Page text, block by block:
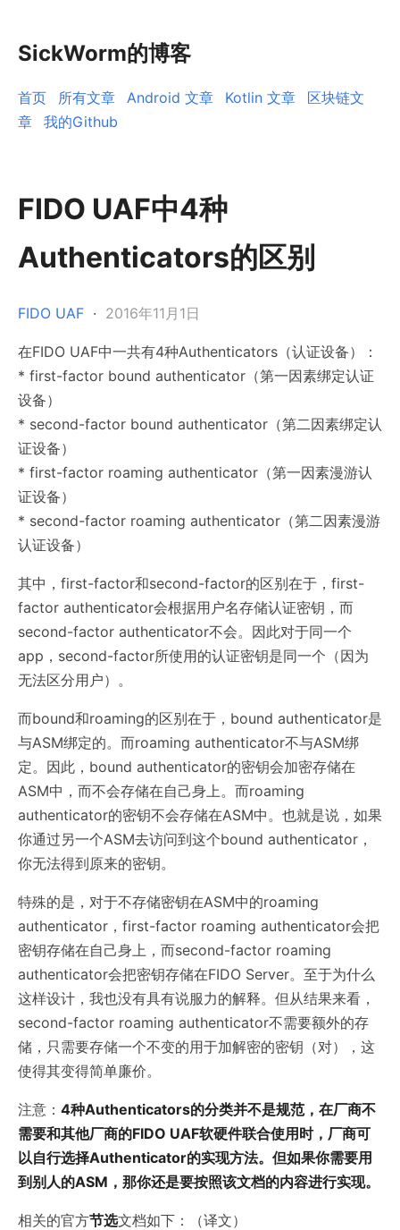
SickWorm的博客
首页 所有文章 Android 文章 Kotlin 文章
区块链文
章
我的Github
FIDO UAF中4种
Authenticators的区别
FIDO UAF · 2016年11月1日
在FIDO UAF中一共有4种Authenticators（认证设备）：
* first-factor bound authenticator（第一因素绑定认证
设备）
* second-factor bound authenticator（第二因素绑定认
证设备）
* first-factor roaming authenticator（第一因素漫游认
证设备）
* second-factor roaming authenticator（第二因素漫游
认证设备）
其中，first-factor和second-factor的区别在于，first-
factor authenticator会根据用户名存储认证密钥，而
second-factor authenticator不会。因此对于同一个
app，second-factor所使用的认证密钥是同一个（因为
无法区分用户）。
而bound和roaming的区别在于，bound authenticator是
与ASM绑定的。而roaming authenticator不与ASM绑
定。因此，bound authenticator的密钥会加密存储在
ASM中，而不会存储在自己身上。而roaming
authenticator的密钥不会存储在ASM中。也就是说，如果
你通过另一个ASM去访问到这个bound authenticator，
你无法得到原来的密钥。
特殊的是，对于不存储密钥在ASM中的roaming
authenticator，first-factor roaming authenticator会把
密钥存储在自己身上，而second-factor roaming
authenticator会把密钥存储在FIDO Server。至于为什么
这样设计，我也没有具有说服力的解释。但从结果来看，
second-factor roaming authenticator不需要额外的存
储，只需要存储一个不变的用于加解密的密钥（对），这
使得其变得简单廉价。
注意： 4种Authenticators的分类并不是规范，在厂商不
需要和其他厂商的FIDO UAF软硬件联合使用时，厂商可
以自行选择Authenticator的实现方法。但如果你需要用
到别人的ASM，那你还是要按照该文档的内容进行实现。
相关的官方节选文档如下：（译文）